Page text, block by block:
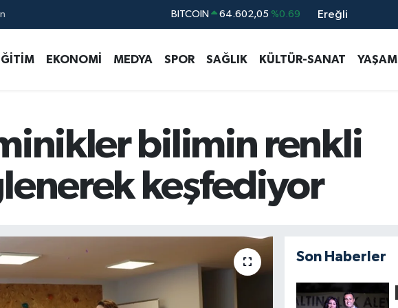
DOLAR 47,5986 %0.06 Ereğli
EKONOMİ MEDYA SPOR SAĞLIK KÜLTÜR-SANAT YAŞAM
bilimin renkli
keşfediyor
Son Haberler